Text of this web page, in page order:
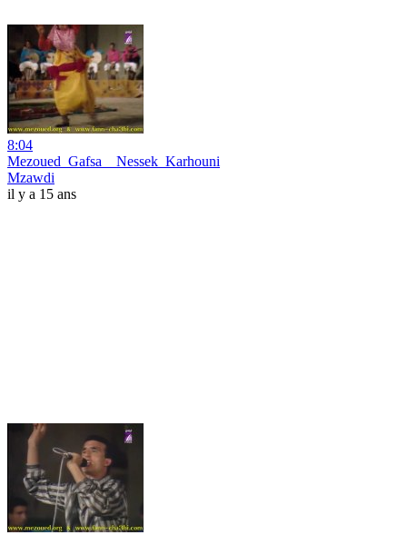
8:04
Mezoued_Gafsa__Nessek_Karhouni
Mzawdi
il y a 15 ans